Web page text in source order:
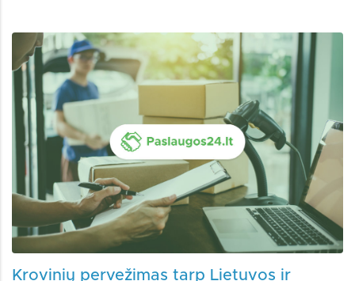
Krovinių pervežimas tarp Lietuvos ir